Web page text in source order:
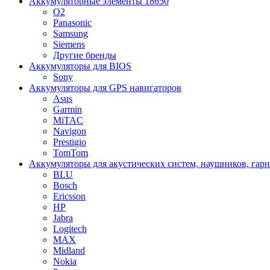
O2
Panasonic
Samsung
Siemens
Другие бренды
Аккумуляторы для BIOS
Sony
Аккумуляторы для GPS навигаторов
Asus
Garmin
MiTAC
Navigon
Prestigio
TomTom
Аккумуляторы для акустических систем, наушников,
BLU
Bosch
Ericsson
HP
Jabra
Logitech
MAX
Midland
Nokia